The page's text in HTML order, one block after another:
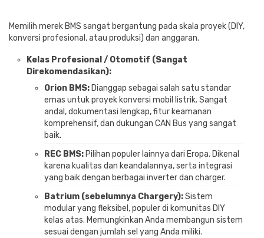
Memilih merek BMS sangat bergantung pada skala proyek (DIY,
konversi profesional, atau produksi) dan anggaran.
Kelas Profesional / Otomotif (Sangat
Direkomendasikan):
Orion BMS: Dianggap sebagai salah satu standar
emas untuk proyek konversi mobil listrik. Sangat
andal, dokumentasi lengkap, fitur keamanan
komprehensif, dan dukungan CAN Bus yang sangat
baik.
REC BMS: Pilihan populer lainnya dari Eropa. Dikenal
karena kualitas dan keandalannya, serta integrasi
yang baik dengan berbagai inverter dan charger.
Batrium (sebelumnya Chargery):Sistem
modular yang fleksibel, populer di komunitas DIY
kelas atas. Memungkinkan Anda membangun sistem
sesuai dengan jumlah sel yang Anda miliki.